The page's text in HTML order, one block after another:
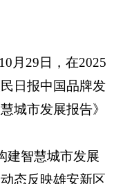
月29日，在2025
日报中国品牌发
城市发展报告》
建智慧城市发展
态反映雄安新区